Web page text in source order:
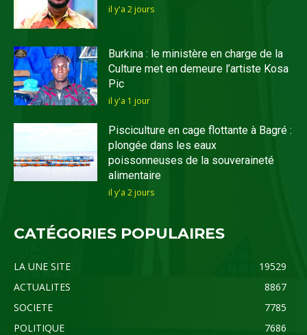
il y'a 2 jours
Burkina : le ministère en charge de la
Culture met en demeure l’artiste Kosa
Pic
il y'a 1 jour
Pisciculture en cage flottante à Bagré :
plongée dans les eaux
poissonneuses de la souveraineté
alimentaire
il y'a 2 jours
CATÉGORIES POPULAIRES
LA UNE SITE
19529
ACTUALITES
8867
SOCIETE
7785
POLITIQUE
7686